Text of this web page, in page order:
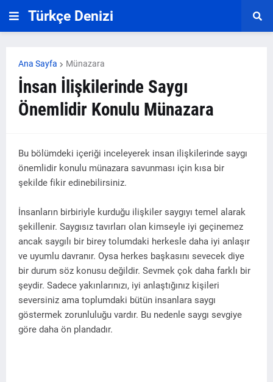
Türkçe Denizi
Ana Sayfa Münazara
İnsan İlişkilerinde Saygı
Önemlidir Konulu Münazara
Bu bölümdeki içeriği inceleyerek insan ilişkilerinde saygı
önemlidir konulu münazara savunması için kısa bir
şekilde fikir edinebilirsiniz.
İnsanların birbiriyle kurduğu ilişkiler saygıyı temel alarak
şekillenir. Saygısız tavırları olan kimseyle iyi geçinemez
ancak saygılı bir birey tolumdaki herkesle daha iyi anlaşır
ve uyumlu davranır. Oysa herkes başkasını sevecek diye
bir durum söz konusu değildir. Sevmek çok daha farklı bir
şeydir. Sadece yakınlarınızı, iyi anlaştığınız kişileri
seversiniz ama toplumdaki bütün insanlara saygı
göstermek zorunluluğu vardır. Bu nedenle saygı sevgiye
göre daha ön plandadır.